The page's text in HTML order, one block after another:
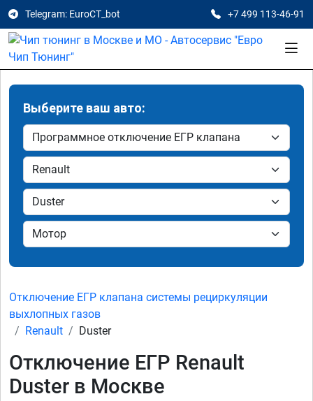
Telegram: EuroCT_bot +7 499 113-46-91
Выберите ваш авто:
Отключение ЕГР клапана системы рециркуляции
выхлопных газов
Renault
Duster
Отключение ЕГР Renault
Duster в Москве